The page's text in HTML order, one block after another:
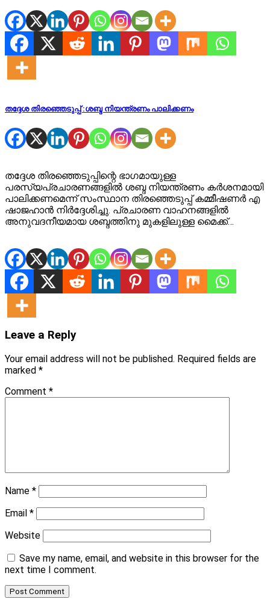
തദ്ദേശ തിരഞ്ഞെടുപ്പ് :ശബ്ദ നിയന്ത്രണം പാലിക്കണം
തദ്ദേശ തിരഞ്ഞെടുപ്പിന്റെ ഭാഗമായുള്ള
പരസ്യപ്രചാരണങ്ങളിൽ ശബ്ദ നിയന്ത്രണം കർശനമായി
പാലിക്കണമെന്ന് സംസ്ഥാന തിരഞ്ഞെടുപ്പ് കമ്മീഷണർ എ
ഷാജഹാൻ നിർദ്ദേശിച്ചു. പ്രചാരണ വാഹനങ്ങളിൽ
അനുവദനീയമായ ശബ്ദത്തിനു മുകളിലുള്ള മൈക്ക്…
Leave a Reply
Your email address will not be published. Required fields are
marked *
Comment *
Name *
Email *
Website
Save my name, email, and website in this browser for the
next time I comment.